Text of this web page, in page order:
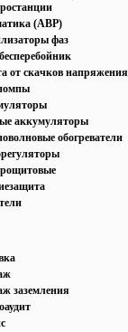
(АВР)
фаз
от скачков напряжения
аккумуляторы
обогреватели
заземления